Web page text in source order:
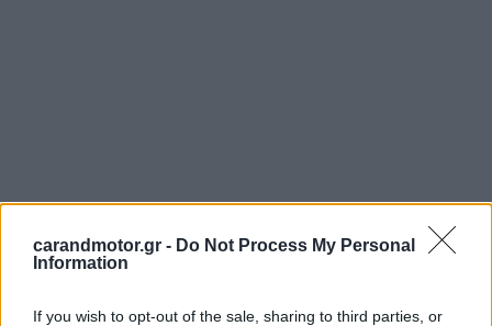
carandmotor.gr - Do Not Process My Personal
Information
If you wish to opt-out of the sale, sharing to third parties, or